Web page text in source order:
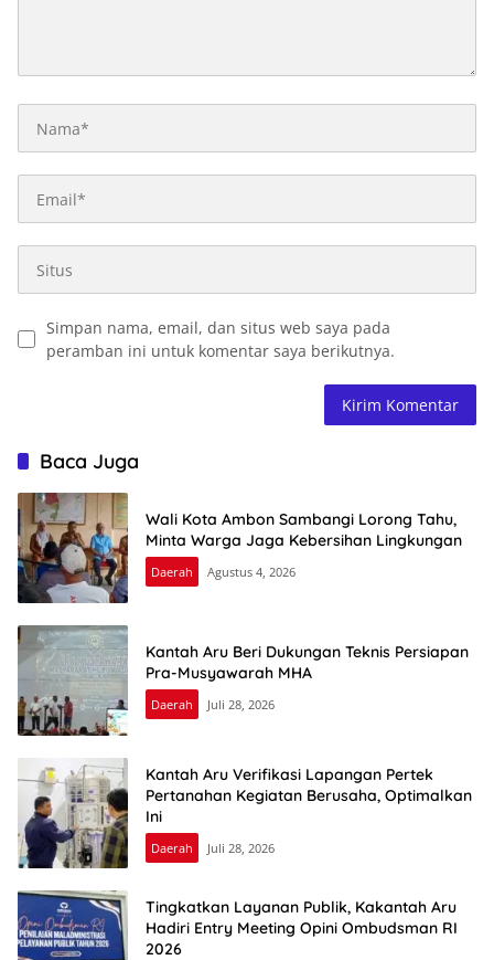
Simpan nama, email, dan situs web saya pada
peramban ini untuk komentar saya berikutnya.
Baca Juga
Wali Kota Ambon Sambangi Lorong Tahu,
Minta Warga Jaga Kebersihan Lingkungan
Daerah Agustus 4, 2026
Kantah Aru Beri Dukungan Teknis Persiapan
Pra-Musyawarah MHA
Daerah Juli 28, 2026
Kantah Aru Verifikasi Lapangan Pertek
Pertanahan Kegiatan Berusaha, Optimalkan
Ini
Daerah Juli 28, 2026
Tingkatkan Layanan Publik, Kakantah Aru
Hadiri Entry Meeting Opini Ombudsman RI
2026